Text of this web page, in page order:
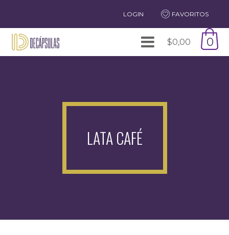
LOGIN FAVORITOS
$0,00 0
LATA CAFÉ